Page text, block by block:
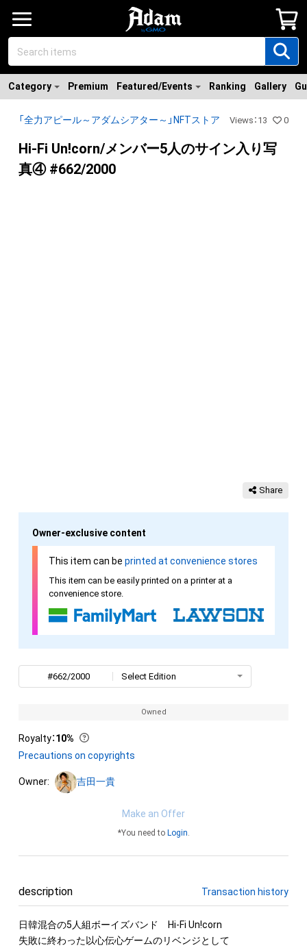
Category Premium Featured/Events Ranking Gallery
「全力アピール～アダムシアター～」NFTストア Views ： 13 0
Hi-Fi Un!corn/メンバー5人のサイン入り写
真④ #662/2000
Share
Owner-exclusive content
This item can be printed at convenience stores
This item can be easily printed on a printer at a
convenience store.
#662/2000 Select Edition
Owned
Royalty：10%
Precautions on copyrights
Owner: 吉田一貴
Make an Offer
*You need to Login.
description Transaction history
日韓混合の5人組ボーイズバンド　Hi-Fi Un!corn
失敗に終わった以心伝心ゲームのリベンジとして